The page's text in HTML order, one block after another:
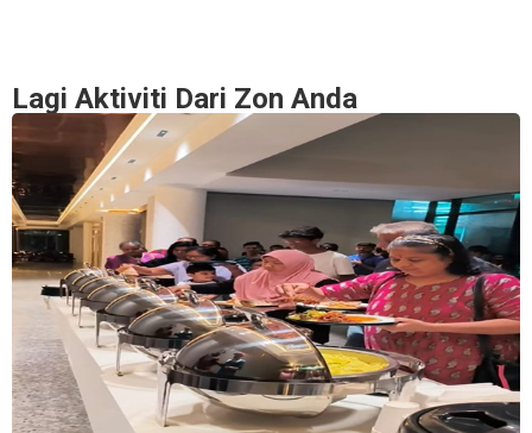
Lagi Aktiviti Dari Zon Anda